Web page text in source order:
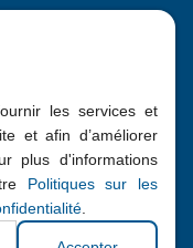
les services et
et afin d’améliorer
plus d'informations
Politiques sur les
sur-Sambre
réservés